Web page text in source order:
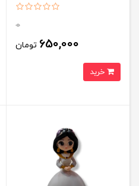
0
650,000 تومان